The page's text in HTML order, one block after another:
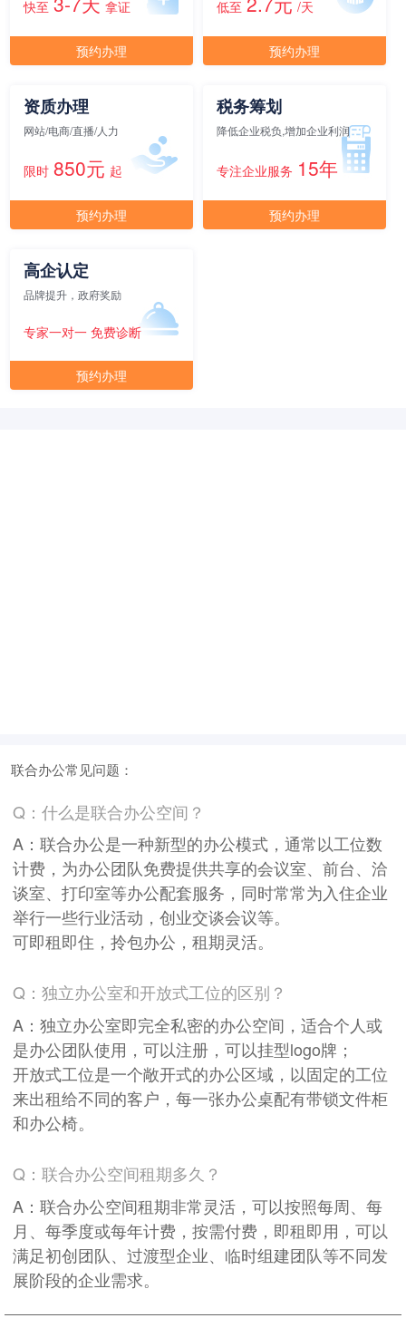
11人间 8800元/月/间
剩余 2间
12人间 9600元/月/间
70㎡剩余 1间
13人间
面积75㎡
面积100㎡
快至 拿证
预约办理
低至 /天
预约办理
资质办理
网站/电商/直播/人力
限时 850元 起
预约办理
税务筹划
降低企业税负,增加企业利润
专注企业服务 15年
预约办理
高企认定
品牌提升，政府奖励
专家一对一 免费诊断
预约办理
联合办公常见问题：
Q：什么是联合办公空间？
A：联合办公是一种新型的办公模式，通常以工位数
计费，为办公团队免费提供共享的会议室、前台、洽
谈室、打印室等办公配套服务，同时常常为入住企业
举行一些行业活动，创业交谈会议等。
可即租即住，拎包办公，租期灵活。
Q：独立办公室和开放式工位的区别？
A：独立办公室即完全私密的办公空间，适合个人或
是办公团队使用，可以注册，可以挂型logo牌；
开放式工位是一个敞开式的办公区域，以固定的工位
来出租给不同的客户，每一张办公桌配有带锁文件柜
和办公椅。
Q：联合办公空间租期多久？
A：联合办公空间租期非常灵活，可以按照每周、每
月、每季度或每年计费，按需付费，即租即用，可以
满足初创团队、过渡型企业、临时组建团队等不同发
展阶段的企业需求。